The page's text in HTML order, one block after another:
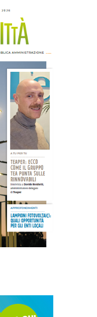
Regione Toscana:
progetti di 161 enti....